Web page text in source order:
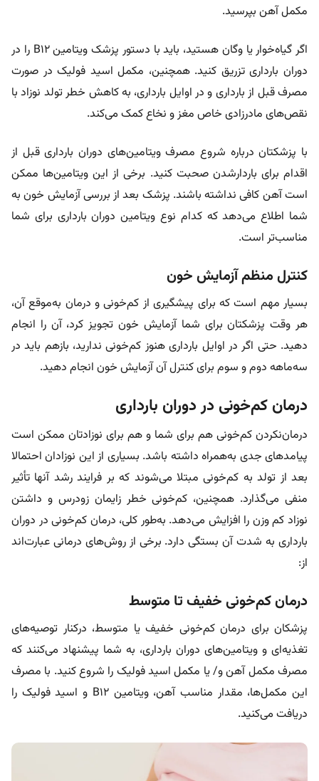
مکمل آهن بپرسید.
اگر گیاه‌خوار یا وگان هستید، باید با دستور پزشک ویتامین B12 را در
دوران بارداری تزریق کنید. همچنین، مکمل اسید فولیک در صورت
مصرف قبل از بارداری و در اوایل بارداری، به کاهش خطر تولد نوزاد با
نقص‌های مادرزادی خاص مغز و نخاع کمک می‌کند.
با پزشکتان درباره شروع مصرف ویتامین‌های دوران بارداری قبل از
اقدام برای باردارشدن صحبت کنید. برخی از این ویتامین‌ها ممکن
است آهن کافی نداشته باشند. پزشک بعد از بررسی آزمایش خون به
شما اطلاع می‌دهد که کدام نوع ویتامین دوران بارداری برای شما
مناسب‌تر است.
کنترل منظم آزمایش خون
بسیار مهم است که برای پیشگیری از کم‌خونی و درمان به‌موقع آن،
هر وقت پزشکتان برای شما آزمایش خون تجویز کرد، آن را انجام
دهید. حتی اگر در اوایل بارداری هنوز کم‌خونی ندارید، بازهم باید در
سه‌ماهه دوم و سوم برای کنترل آن آزمایش خون انجام دهید.
درمان کم‌خونی در دوران بارداری
درمان‌نکردن کم‌خونی هم برای شما و هم برای نوزادتان ممکن است
پیامدهای جدی به‌همراه داشته باشد. بسیاری از این نوزادان احتمالا
بعد از تولد به کم‌خونی مبتلا می‌شوند که بر فرایند رشد آنها تأثیر
منفی می‌گذارد. همچنین، کم‌خونی خطر زایمان زودرس و داشتن
نوزاد کم وزن را افزایش می‌دهد. به‌طور کلی، درمان کم‌خونی در دوران
بارداری به شدت آن بستگی دارد. برخی از روش‌های درمانی عبارت‌اند
از:
درمان کم‌خونی خفیف تا متوسط
پزشکان برای درمان کم‌خونی خفیف یا متوسط، درکنار توصیه‌های
تغذیه‌ای و ویتامین‌های دوران بارداری، به شما پیشنهاد می‌کنند که
مصرف مکمل آهن و/ یا مکمل اسید فولیک را شروع کنید. با مصرف
این مکمل‌ها، مقدار مناسب آهن، ویتامین B12 و اسید فولیک را
دریافت می‌کنید.